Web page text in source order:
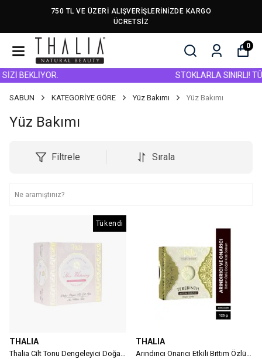
750 TL VE ÜZERİ ALIŞVERİŞLERİNİZDE KARGO
ÜCRETSİZ
0
BEKLİYOR. STOKLARLA SINIRLI! TÜM
SABUN KATEGORİYE GÖRE Yüz Bakımı Yüz Bakımı
Yüz Bakımı
Filtrele Sırala
Tükendi
THALIA
Thalia Cilt Tonu Dengeleyici Doğal Katı Sabun - 150 gr
THALIA
Arındırıcı Onarıcı Etkili Bıttım Özlü Sabun 125 G